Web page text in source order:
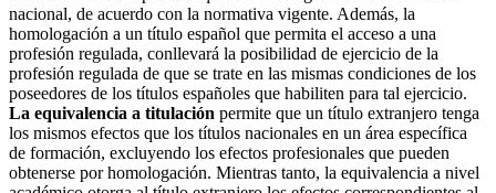
nacional, de acuerdo con la normativa vigente. Además, la
homologación a un título español que permita el acceso a una
profesión regulada, conllevará la posibilidad de ejercicio de la
profesión regulada de que se trate en las mismas condiciones de los
poseedores de los títulos españoles que habiliten para tal ejercicio.
La equivalencia a titulación permite que un título extranjero tenga
los mismos efectos que los títulos nacionales en un área específica
de formación, excluyendo los efectos profesionales que pueden
obtenerse por homologación. Mientras tanto, la equivalencia a nivel